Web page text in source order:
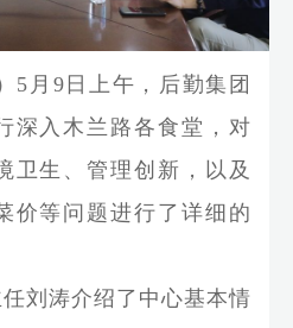
5月9日上午，后勤集团
深入木兰路各食堂，对
卫生、管理创新，以及
价等问题进行了详细的
刘涛介绍了中心基本情